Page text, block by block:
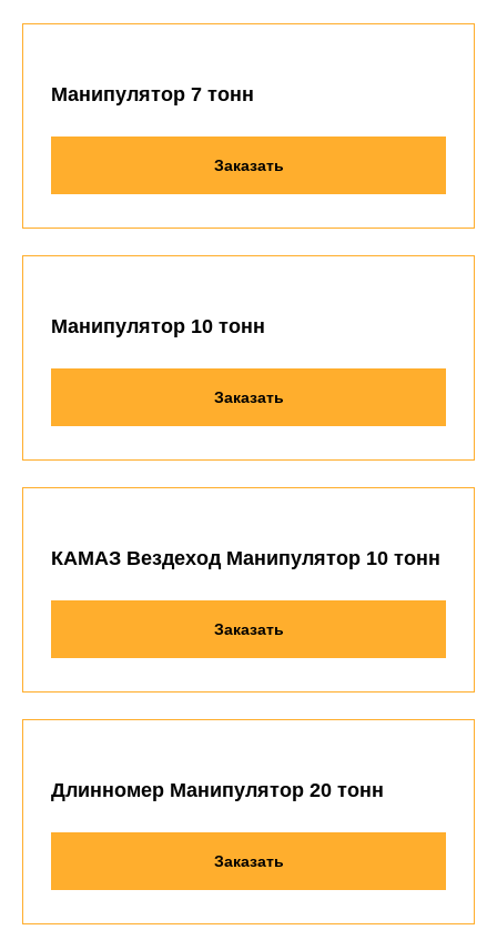
Манипулятор 7 тонн
Заказать
Манипулятор 10 тонн
Заказать
КАМАЗ Вездеход Манипулятор 10 тонн
Заказать
Длинномер Манипулятор 20 тонн
Заказать